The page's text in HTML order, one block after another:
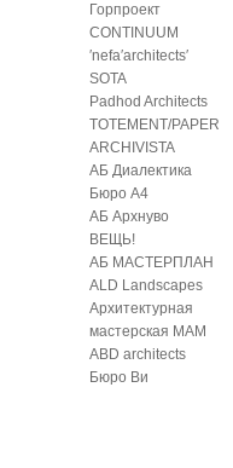
Горпроект
CONTINUUM
′nefa′architects′
SOTA
Padhod Architects
TOTEMENT/PAPER
ARCHIVISTA
АБ Диалектика
Бюро А4
АБ Архнуво
ВЕЩЬ!
АБ МАСТЕРПЛАН
ALD Landscapes
Архитектурная
мастерская МАМ
ABD architects
Бюро Ви